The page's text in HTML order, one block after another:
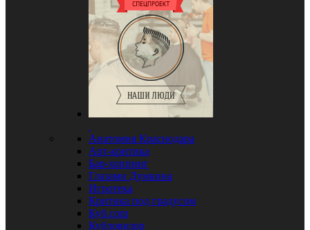
Анатомия Краснодара
Арт-критика
Бар-хоппинг
Глазами Думкина
Игротека
Критика под градусом
Куб.com
Кубловизор